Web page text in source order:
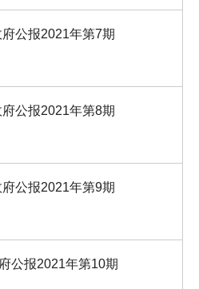
公报2021年第7期
公报2021年第8期
公报2021年第9期
公报2021年第10期